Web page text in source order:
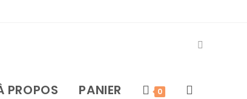
PROPOS PANIER 0